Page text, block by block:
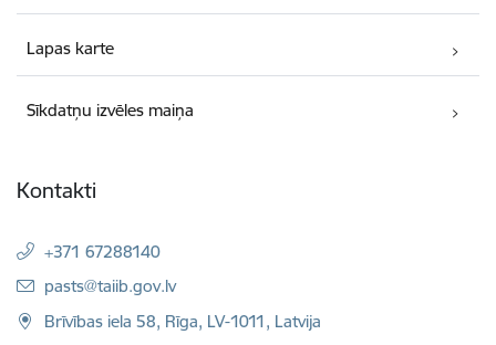
Lapas karte
Sīkdatņu izvēles maiņa
Kontakti
+371 67288140
E-pasts:
pasts@taiib.gov.lv
Brīvības iela 58, Rīga, LV-1011, Latvija